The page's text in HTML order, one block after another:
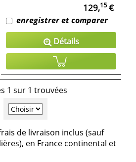
129,15€
enregistrer et comparer
Détails
1 sur 1 trouvées
de livraison inclus (sauf
en France continental et